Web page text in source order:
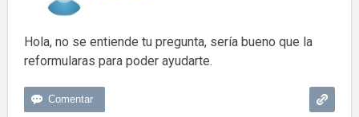
Hola, no se entiende tu pregunta, sería bueno que la
reformularas para poder ayudarte.